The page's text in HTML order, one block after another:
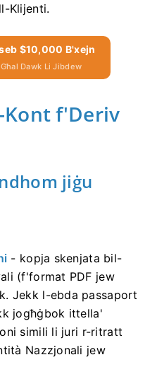
Klijenti.
$10,000 B'xejn
Dawk Li Jibdew
f'Deriv
jiġu
- kopja skenjata bil-
(f'format PDF jew
Jekk l-ebda passaport
jogħġbok ittella'
simili li juri r-ritratt
Nazzjonali jew